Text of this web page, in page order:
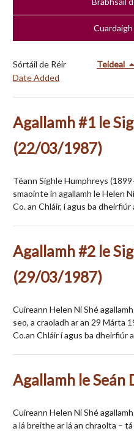
Sórtáil de Réir Teideal
Date Added
Agallamh #1 le
(22/03/1987)
Téann Sighle Humphreys
smaointe in agallamh le Helen
Co. an Chláir, í agus ba
Agallamh #2 le
(29/03/1987)
Cuireann Helen Ní Shé
seo, a craoladh ar an 29 Márta
Co.an Chláir í agus ba dheirfiúr
Agallamh le
Cuireann Helen Ní Shé
a lá breithe ar lá an chraolta –